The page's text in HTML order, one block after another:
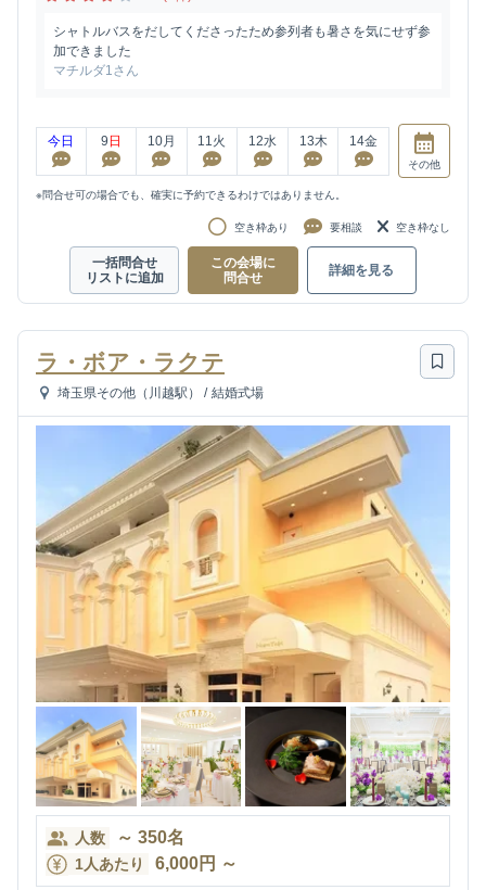
シャトルバスをだしてくださったため参列者も暑さを気にせず参
加できました
マチルダ1さん
今日 9 日 10月 11 火 12水 13木 14金
その他
※問合せ可の場合でも、確実に予約できるわけではありません。
空き枠あり 要相談 空き枠なし
一括問合せ
リストに追加
この会場に
問合せ
詳細を見る
ラ・ボア・ラクテ
埼玉県その他（川越駅） / 結婚式場
人数 ～ 350名
1人あたり 6,000円 ～